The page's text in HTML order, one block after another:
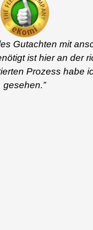
Gutachten mit
ist hier an der
Prozess habe
gesehen.”